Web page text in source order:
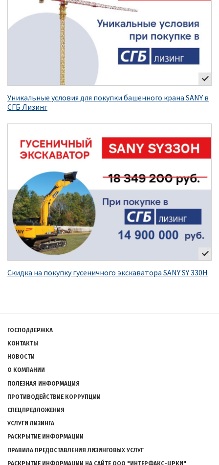
Уникальные условия для покупки башенного крана SANY в
СГБ Лизинг
Скидка на покупку гусеничного экскаватора SANY SY 330H
Подвал
ГОСПОДДЕРЖКА
КОНТАКТЫ
НОВОСТИ
О КОМПАНИИ
ПОЛЕЗНАЯ ИНФОРМАЦИЯ
ПРОТИВОДЕЙСТВИЕ КОРРУПЦИИ
СПЕЦПРЕДЛОЖЕНИЯ
УСЛУГИ ЛИЗИНГА
РАСКРЫТИЕ ИНФОРМАЦИИ
ПРАВИЛА ПРЕДОСТАВЛЕНИЯ ЛИЗИНГОВЫХ УСЛУГ
РАСКРЫТИЕ ИНФОРМАЦИИ НА САЙТЕ ООО "ИНТЕРФАКС-ЦРКИ"